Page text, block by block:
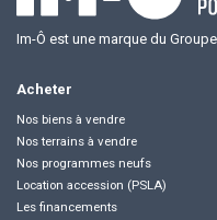
Les financements
Comment devenir
Locaux
Im-Ô est une marque du Groupe
Acheter
Nos biens à vendre
Nos terrains à vendre
Nos programmes neufs
Location accession (PSLA)
Les financements